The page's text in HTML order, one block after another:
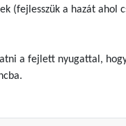
(fejlesszük a hazát
a fejlett nyugattal,